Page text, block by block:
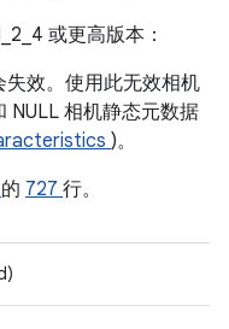
或更高版本：
效。使用此无效相机
NULL 相机静态元数据
)。
的 727 行。